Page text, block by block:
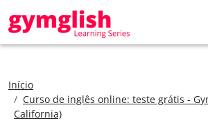
Início
Curso de inglês online: teste grátis -
California)